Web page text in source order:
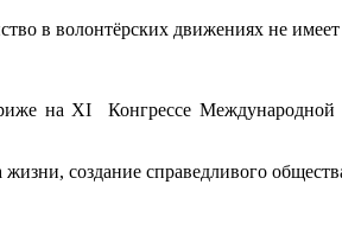
в волонтёрских движениях не
на ХI Конгрессе
создание справедливого